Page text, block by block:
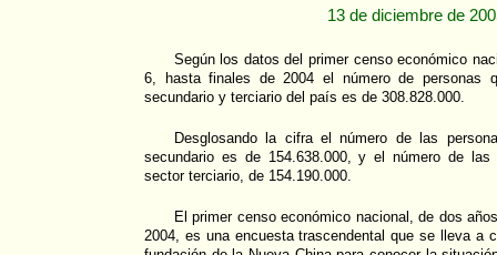
13 de diciembre de
Según los datos del primer censo económico
6, hasta finales de 2004 el número de personas
secundario y terciario del país es de 308.828.000.
Desglosando la cifra el número de las
secundario es de 154.638.000, y el número de
sector terciario, de 154.190.000.
El primer censo económico nacional, de dos
2004, es una encuesta trascendental que se lleva a